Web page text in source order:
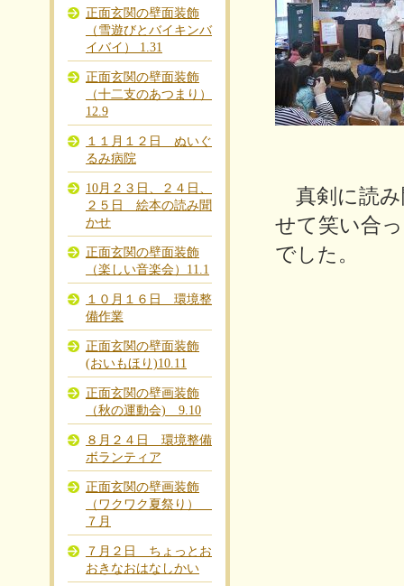
真剣に読み
せて笑い合
でした。
正面玄関の壁面装飾
（雪遊びとバイキンバ
イバイ） 1.31
正面玄関の壁面装飾
（十二支のあつまり）
12.9
１１月１２日 ぬいぐ
るみ病院
10月２３日、２４日、
２５日 絵本の読み聞
かせ
正面玄関の壁面装飾
（楽しい音楽会）11.1
１０月１６日 環境整
備作業
正面玄関の壁面装飾
(おいもほり)10.11
正面玄関の壁画装飾
（秋の運動会) 9.10
８月２４日 環境整備
ボランティア
正面玄関の壁画装飾
（ワクワク夏祭り）
７月
７月２日 ちょっとお
おきなおはなしかい